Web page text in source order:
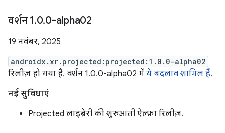
वर्शन 1.0.0-alpha02
19 नवंबर, 2025
androidx.xr.projected:projected:1.0.0-alpha02
रिलीज़ हो गया है. वर्शन 1.0.0-alpha02 में ये बदलाव शामिल हैं.
नई सुविधाएं
Projected लाइब्रेरी की शुरुआती ऐल्फ़ा रिलीज़.